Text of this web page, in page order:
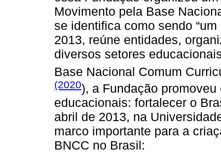
Movimento pela Base
se identifica como sendo
2013, reúne entidades,
diversos setores
Base Nacional Comum
(2020), a Fundação promoveu
educacionais: fortalecer o
abril de 2013, na
marco importante para a
BNCC no Brasil: